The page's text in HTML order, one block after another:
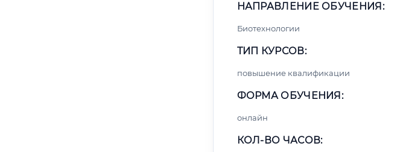
НАПРАВЛЕНИЕ ОБУЧЕНИЯ:
Биотехнологии
ТИП КУРСОВ:
повышение квалификации
ФОРМА ОБУЧЕНИЯ:
онлайн
КОЛ-ВО ЧАСОВ: